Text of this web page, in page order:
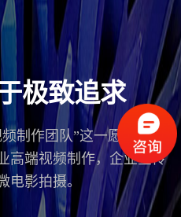
极致追求
制作团队”这一愿景努
高端视频制作，企业宣传
电影拍摄。